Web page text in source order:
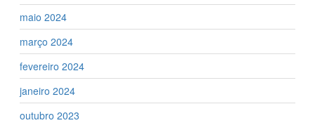
maio 2024
março 2024
fevereiro 2024
janeiro 2024
outubro 2023